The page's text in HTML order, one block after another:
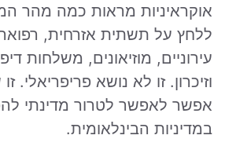
אוקראיניות מראות כמה מהר
ללחץ על תשתית אזרחית,
עירוניים, מוזיאונים, משלחות
וזיכרון. זו לא נושא פריפריאלי.
אפשר לאפשר לטרור מדינתי
במדיניות הבינלאומית.